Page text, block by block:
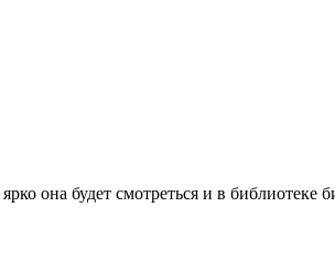
она будет смотреться и в библиотеке